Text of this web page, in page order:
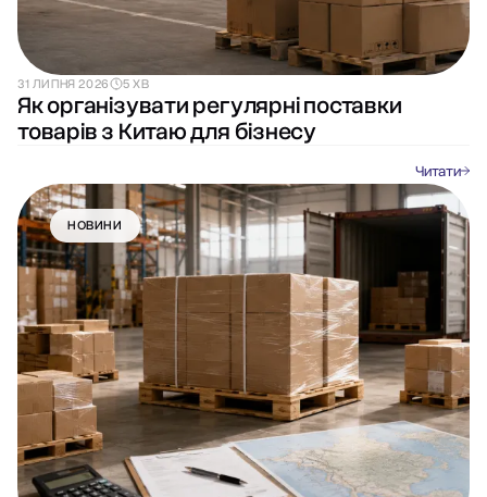
31 ЛИПНЯ 2026 5 ХВ
Як організувати регулярні поставки
товарів з Китаю для бізнесу
Читати
НОВИНИ